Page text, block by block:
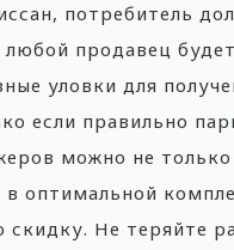
потребитель
продавец будет
уловки для
если правильно
можно не только
в оптимальной
Не теряйте